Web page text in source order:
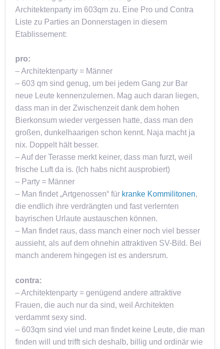
Architektenparty im 603qm zu. Eine Pro und Contra
Liste zu Parties an Donnerstagen in diesem
Etablissement:
pro:
– Architektenparty = Männer
– 603 qm sind genug, um bei jedem Gang zur Bar
neue Leute kennenzulernen. Mag auch daran liegen,
dass man in der Zwischenzeit dank dem hohen
Bierkonsum wieder vergessen hatte, dass man den
großen, dunkelhaarigen schon kennt. Naja macht ja
nix. Doppelt hält besser.
– Auf der Terasse merkt keiner, dass man furzt, weil
frische Luft da is. (Ich habs nicht ausprobiert)
– Party = Männer
– Man findet „Artgenossen“ für kranke Kommilitonen,
die endlich ihre verdrängten und fast verlernten
bayrischen Urlaute austauschen können.
– Man findet raus, dass manch einer noch viel besser
aussieht, als auf dem ohnehin attraktiven SV-Bild. Bei
manch anderem hingegen ist es andersrum.
contra:
– Architektenparty = genügend andere attraktive
Frauen, die auch nur da sind, weil Architekten
verdammt sexy sind.
– 603qm sind viel und man findet keine Leute, die man
finden will und trifft sich deshalb, billig und ordinär wie